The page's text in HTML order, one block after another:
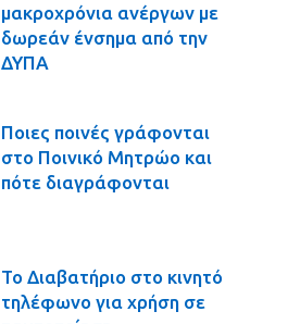
μακροχρόνια ανέργων με
δωρεάν ένσημα από την
ΔΥΠΑ
Ποιες ποινές γράφονται
στο Ποινικό Μητρώο και
πότε διαγράφονται
Το Διαβατήριο στο κινητό
τηλέφωνο για χρήση σε